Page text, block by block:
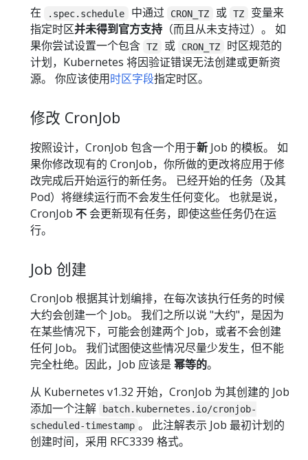
在 .spec.schedule 中通过 CRON_TZ 或 TZ
变量来
指定时区并未得到官方支持 （而且从未支持过）。 如
果你尝试设置一个包含 TZ 或 CRON_TZ
时区规范的
计划，Kubernetes 将因验证错误无法创建或更新资
源。 你应该使用时区字段指定时区。
修改 CronJob
按照设计，CronJob 包含一个用于新 Job 的模板。 如
果你修改现有的 CronJob，你所做的更改将应用于修
改完成后开始运行的新任务。 已经开始的任务（及其
Pod）将继续运行而不会发生任何变化。 也就是说，
CronJob 不 会更新现有任务，即使这些任务仍在运
行。
Job 创建
CronJob 根据其计划编排，在每次该执行任务的时候
大约会创建一个 Job。 我们之所以说 "大约"，是因为
在某些情况下，可能会创建两个 Job，或者不会创建
任何 Job。 我们试图使这些情况尽量少发生，但不能
完全杜绝。因此，Job 应该是 幂等的。
从 Kubernetes v1.32 开始，CronJob 为其创建的 Job
添加一个注解
batch.kubernetes.io/cronjob-
scheduled-timestamp 。 此注解表示 Job 最初计划的
创建时间，采用 RFC3339 格式。